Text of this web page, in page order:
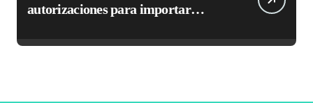
autorizaciones para importar